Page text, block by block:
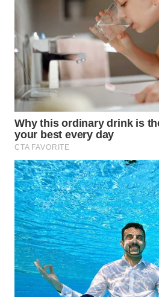
KUNINGAN
WN
MAJALENGKA
WN
SUBANG
WN
SUKABUMI
WN
PURWAKARTA
WN
PRIANGAN
TIMUR
WN